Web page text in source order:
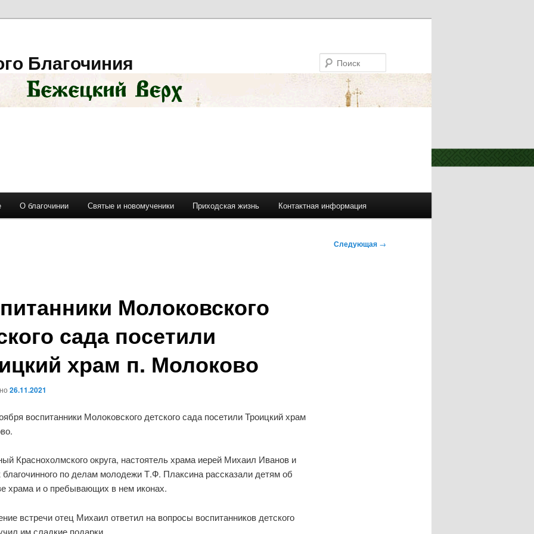
Благочиния
О благочинии Святые и новомученики Приходская жизнь Контактная информация
Следующая →
Молоковского
сада посетили
храм п. Молоково
26.11.2021
воспитанники Молоковского детского сада посетили Троицкий храм
Краснохолмского округа, настоятель храма иерей Михаил Иванов и
по делам молодежи Т.Ф. Плаксина рассказали детям об
храма и о пребывающих в нем иконах.
встречи отец Михаил ответил на вопросы воспитанников детского
им сладкие подарки.